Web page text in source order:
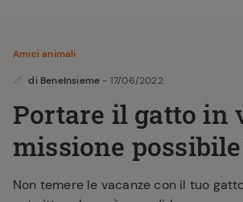
Amici animali
di BeneInsieme - 17/06/2022
Portare il gatto in
missione
Non temere le vacanze con il tuo